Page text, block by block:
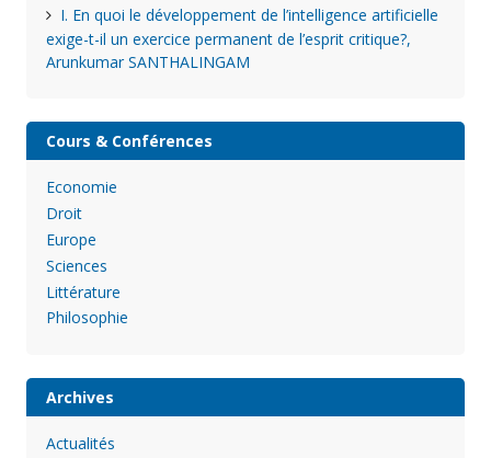
I. En quoi le développement de l’intelligence artificielle
exige-t-il un exercice permanent de l’esprit critique?,
Arunkumar SANTHALINGAM
Cours & Conférences
Economie
Droit
Europe
Sciences
Littérature
Philosophie
Archives
Actualités